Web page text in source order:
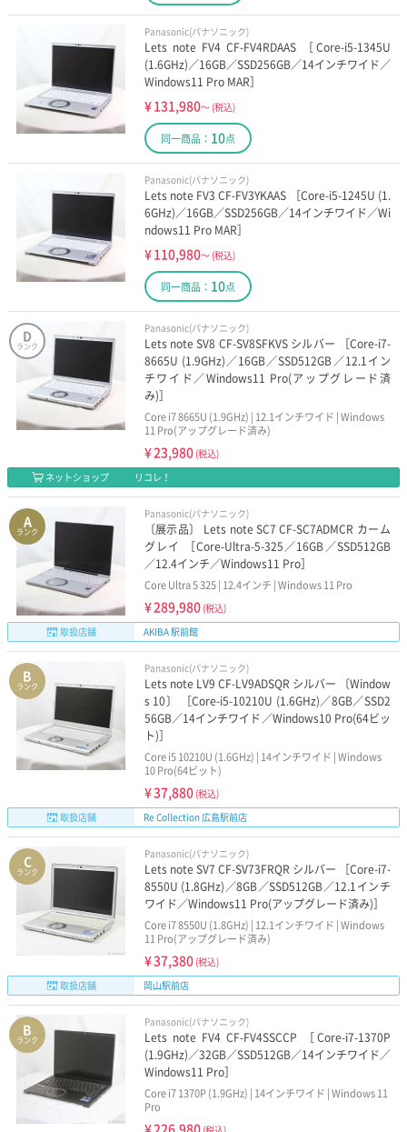
8万円以下の15インチ 10万円以下の15インチ
Panasonic(パナソニック)
Lets note FV4 CF-FV4RDAAS ［Core-i5-1345U
(1.6GHz)／16GB／SSD256GB／14インチワイド／
Windows11 Pro MAR］
¥131,980～ (税込)
同一商品： 10点
Panasonic(パナソニック)
Lets note FV3 CF-FV3YKAAS ［Core-i5-1245U (1.
6GHz)／16GB／SSD256GB／14インチワイド／Wi
ndows11 Pro MAR］
¥110,980～ (税込)
同一商品： 10点
D
ランク
Panasonic(パナソニック)
Lets note SV8 CF-SV8SFKVS シルバー ［Core-i7-
8665U (1.9GHz)／16GB／SSD512GB／12.1イン
チワイド／Windows11 Pro(アップグレード済
み)］
Core i7 8665U (1.9GHz) | 12.1インチワイド | Windows
11 Pro(アップグレード済み)
¥23,980 (税込)
ネットショップ
リコレ！
A
ランク
Panasonic(パナソニック)
〔展示品〕 Lets note SC7 CF-SC7ADMCR カーム
グレイ ［Core-Ultra-5-325／16GB／SSD512GB
／12.4インチ／Windows11 Pro］
Core Ultra 5 325 | 12.4インチ | Windows 11 Pro
¥289,980 (税込)
取扱店舗
AKIBA 駅前館
B
ランク
Panasonic(パナソニック)
Lets note LV9 CF-LV9ADSQR シルバー 〔Window
s 10〕 ［Core-i5-10210U (1.6GHz)／8GB／SSD2
56GB／14インチワイド／Windows10 Pro(64ビッ
ト)］
Core i5 10210U (1.6GHz) | 14インチワイド | Windows
10 Pro(64ビット)
¥37,880 (税込)
取扱店舗
Re Collection 広島駅前店
C
ランク
Panasonic(パナソニック)
Lets note SV7 CF-SV73FRQR シルバー ［Core-i7-
8550U (1.8GHz)／8GB／SSD512GB／12.1インチ
ワイド／Windows11 Pro(アップグレード済み)］
Core i7 8550U (1.8GHz) | 12.1インチワイド | Windows
11 Pro(アップグレード済み)
¥37,380 (税込)
取扱店舗
岡山駅前店
B
ランク
Panasonic(パナソニック)
Lets note FV4 CF-FV4SSCCP ［Core-i7-1370P
(1.9GHz)／32GB／SSD512GB／14インチワイド／
Windows11 Pro］
Core i7 1370P (1.9GHz) | 14インチワイド | Windows 11
Pro